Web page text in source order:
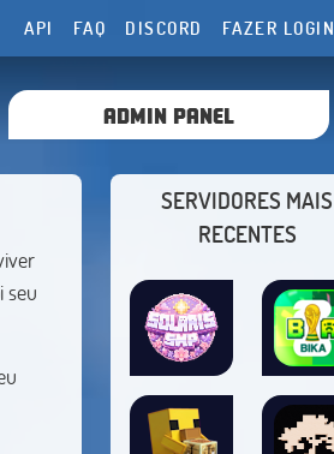
API FAQ DISCORD FAZER LOGIN
ADMIN PANEL
seu
SERVIDORES MAIS
RECENTES